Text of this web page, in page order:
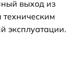
выход из
техническим
эксплуатации.